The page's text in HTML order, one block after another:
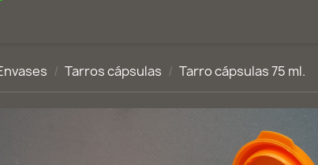
Tarros cápsulas Tarro cápsulas 75 ml.